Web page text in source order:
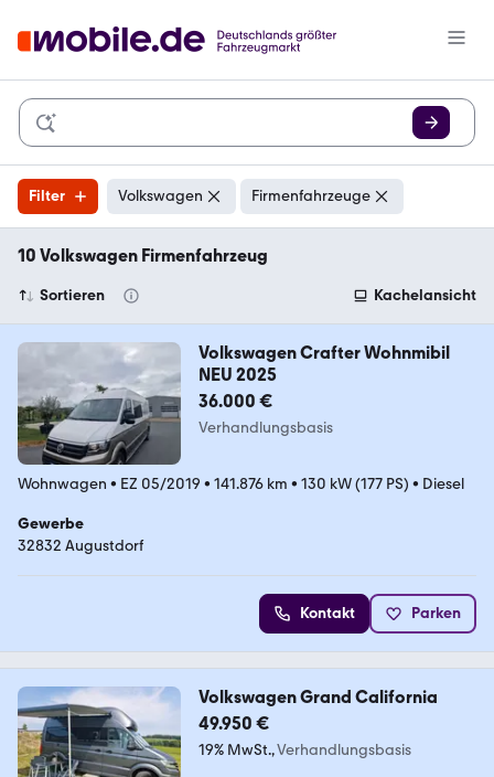
Filter Volkswagen Firmenfahrzeuge
10 Volkswagen Firmenfahrzeug
Sortieren Kachelansicht
Volkswagen Crafter Wohnmibil
NEU 2025
36.000 €
Verhandlungsbasis
Wohnwagen • EZ 05/2019 • 141.876 km • 130 kW (177 PS) • Diesel
Gewerbe
32832 Augustdorf
Kontakt Parken
Volkswagen Grand California
49.950 €
19% MwSt. Verhandlungsbasis